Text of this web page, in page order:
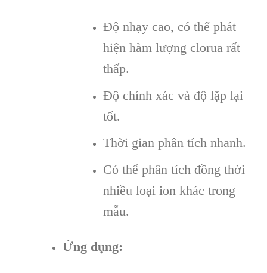
Độ nhạy cao, có thể phát
hiện hàm lượng clorua rất
thấp.
Độ chính xác và độ lặp lại
tốt.
Thời gian phân tích nhanh.
Có thể phân tích đồng thời
nhiều loại ion khác trong
mẫu.
Ứng dụng: